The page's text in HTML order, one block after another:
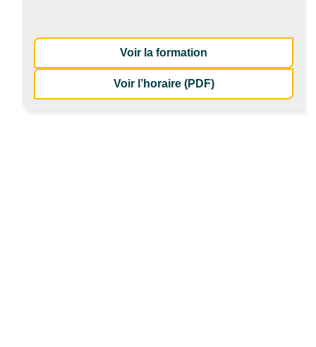
Voir la formation
Voir l’horaire (PDF)de la formation